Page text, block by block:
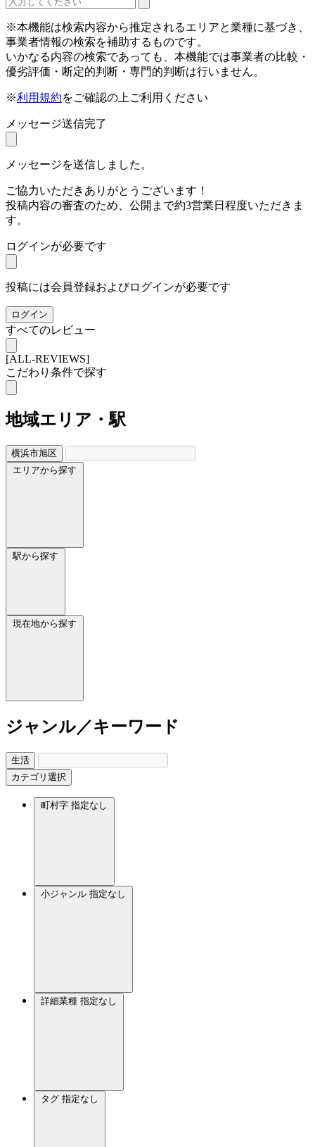
※本機能は検索内容から推定されるエリアと業種に基づき、
事業者情報の検索を補助するものです。
いかなる内容の検索であっても、本機能では事業者の比較・
優劣評価・断定的判断・専門的判断は行いません。
※利用規約をご確認の上ご利用ください
メッセージ送信完了
メッセージを送信しました。
ご協力いただきありがとうございます！
投稿内容の審査のため、公開まで約3営業日程度いただきま
す。
ログインが必要です
投稿には会員登録およびログインが必要です
ログイン
すべてのレビュー
[ALL-REVIEWS]
こだわり条件で探す
地域エリア・駅
横浜市旭区
エリアから探す
駅から探す
現在地から探す
ジャンル／キーワード
生活
カテゴリ選択
町村字 指定なし
小ジャンル 指定なし
詳細業種 指定なし
タグ 指定なし